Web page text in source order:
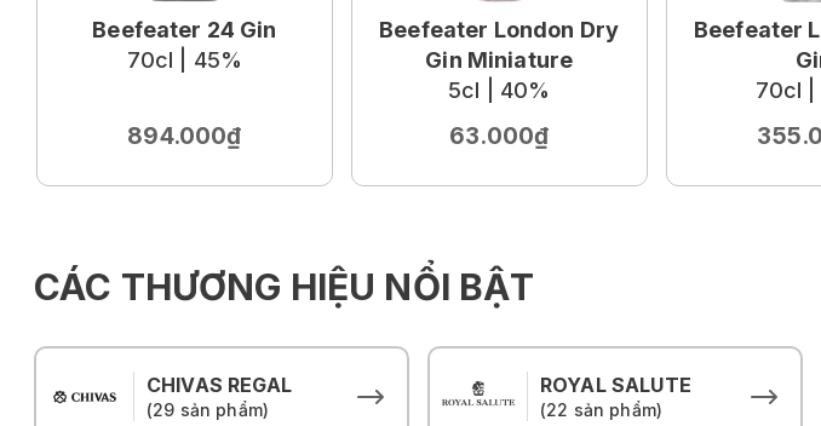
Beefeater 24 Gin
70cl | 45%
894.000₫
Beefeater London Dry
Gin Miniature
5cl | 40%
63.000₫
Beefeater
70cl |
CÁC THƯƠNG HIỆU NỔI BẬT
CHIVAS REGAL
(29 sản phẩm)
ROYAL SALUTE
(22 sản phẩm)